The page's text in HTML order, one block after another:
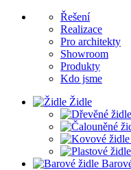
Řešení
Realizace
Pro architekty
Showroom
Produkty
Kdo jsme
Židle